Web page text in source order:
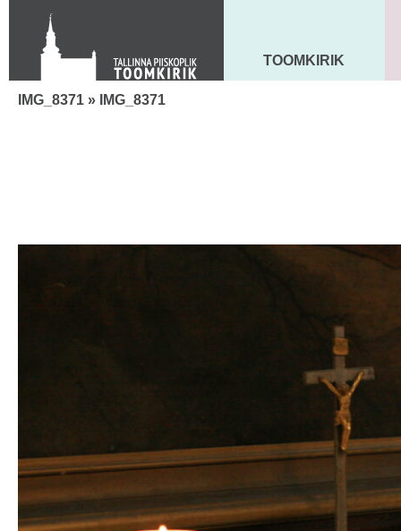
Toom-Kooli 6, 10130 TALLINN
tallinna.toom
+372 644 4140
MAARJA KIRIK
TOOMKIRIK
IMG_8371 » IMG_8371